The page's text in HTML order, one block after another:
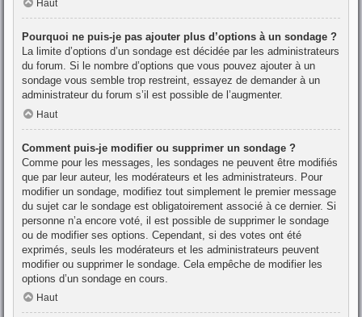
Haut
Pourquoi ne puis-je pas ajouter plus d’options à un sondage ?
La limite d’options d’un sondage est décidée par les administrateurs
du forum. Si le nombre d’options que vous pouvez ajouter à un
sondage vous semble trop restreint, essayez de demander à un
administrateur du forum s’il est possible de l’augmenter.
Haut
Comment puis-je modifier ou supprimer un sondage ?
Comme pour les messages, les sondages ne peuvent être modifiés
que par leur auteur, les modérateurs et les administrateurs. Pour
modifier un sondage, modifiez tout simplement le premier message
du sujet car le sondage est obligatoirement associé à ce dernier. Si
personne n’a encore voté, il est possible de supprimer le sondage
ou de modifier ses options. Cependant, si des votes ont été
exprimés, seuls les modérateurs et les administrateurs peuvent
modifier ou supprimer le sondage. Cela empêche de modifier les
options d’un sondage en cours.
Haut